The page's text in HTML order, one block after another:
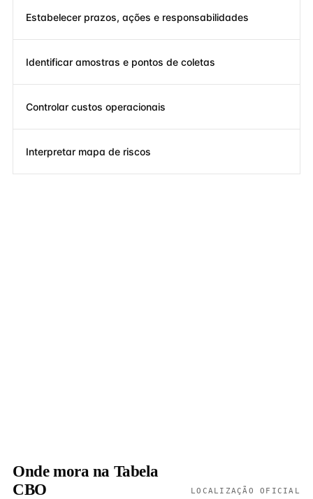
Estabelecer prazos, ações e responsabilidades
Identificar amostras e pontos de coletas
Controlar custos operacionais
Interpretar mapa de riscos
Onde mora na Tabela
CBO
LOCALIZAÇÃO OFICIAL